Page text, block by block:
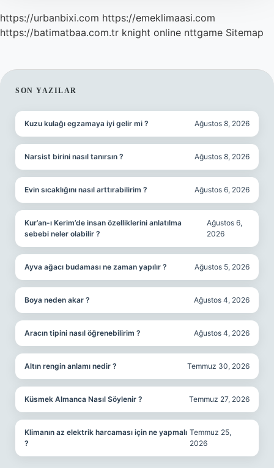
https://urbanbixi.com https://emeklimaasi.com
https://batimatbaa.com.tr knight online nttgame Sitemap
SIDEBAR
SON YAZILAR
Kuzu kulağı egzamaya iyi gelir mi ? Ağustos 8, 2026
Narsist birini nasıl tanırsın ? Ağustos 8, 2026
Evin sıcaklığını nasıl arttırabilirim ? Ağustos 6, 2026
Kur’an-ı Kerim’de insan özelliklerini anlatılma
sebebi neler olabilir ?
Ağustos 6,
2026
Ayva ağacı budaması ne zaman yapılır ? Ağustos 5, 2026
Boya neden akar ? Ağustos 4, 2026
Aracın tipini nasıl öğrenebilirim ? Ağustos 4, 2026
Altın rengin anlamı nedir ? Temmuz 30, 2026
Küsmek Almanca Nasıl Söylenir ? Temmuz 27, 2026
Klimanın az elektrik harcaması için ne yapmalı
?
Temmuz 25,
2026